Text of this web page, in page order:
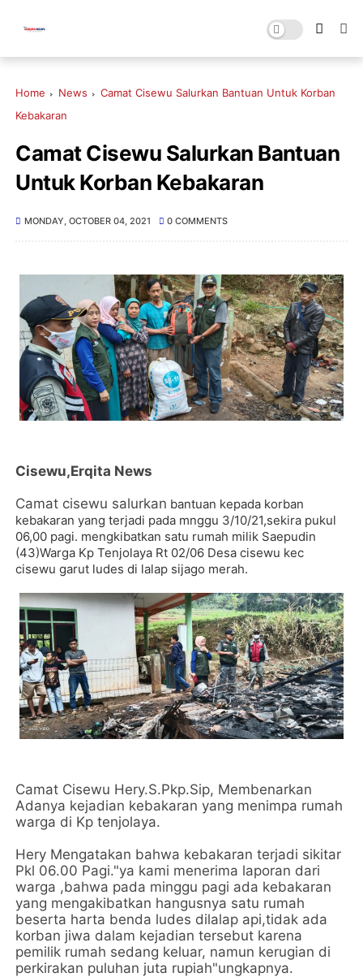
Home News
Camat Cisewu Salurkan Bantuan Untuk Korban
Kebakaran
Camat Cisewu Salurkan Bantuan
Untuk Korban Kebakaran
MONDAY, OCTOBER 04, 2021 0 COMMENTS
Cisewu,Erqita News
Camat cisewu salurkan bantuan kepada korban
kebakaran yang terjadi pada mnggu 3/10/21,sekira pukul
06,00 pagi. mengkibatkan satu rumah milik Saepudin
(43)Warga Kp Tenjolaya Rt 02/06 Desa cisewu kec
cisewu garut ludes di lalap sijago merah.
Camat Cisewu Hery.S.Pkp.Sip, Membenarkan
Adanya kejadian kebakaran yang menimpa rumah
warga di Kp tenjolaya.
Hery Mengatakan bahwa kebakaran terjadi sikitar
Pkl 06.00 Pagi."ya kami menerima laporan dari
warga ,bahwa pada minggu pagi ada kebakaran
yang mengakibatkan hangusnya satu rumah
beserta harta benda ludes dilalap api,tidak ada
korban jiwa dalam kejadian tersebut karena
pemilik rumah sedang keluar, namun kerugian di
perkirakan puluhan juta rupiah"ungkapnya.